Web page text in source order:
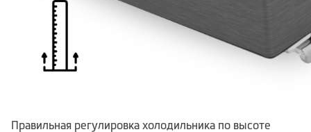
Правильная регулировка холодильника по высоте